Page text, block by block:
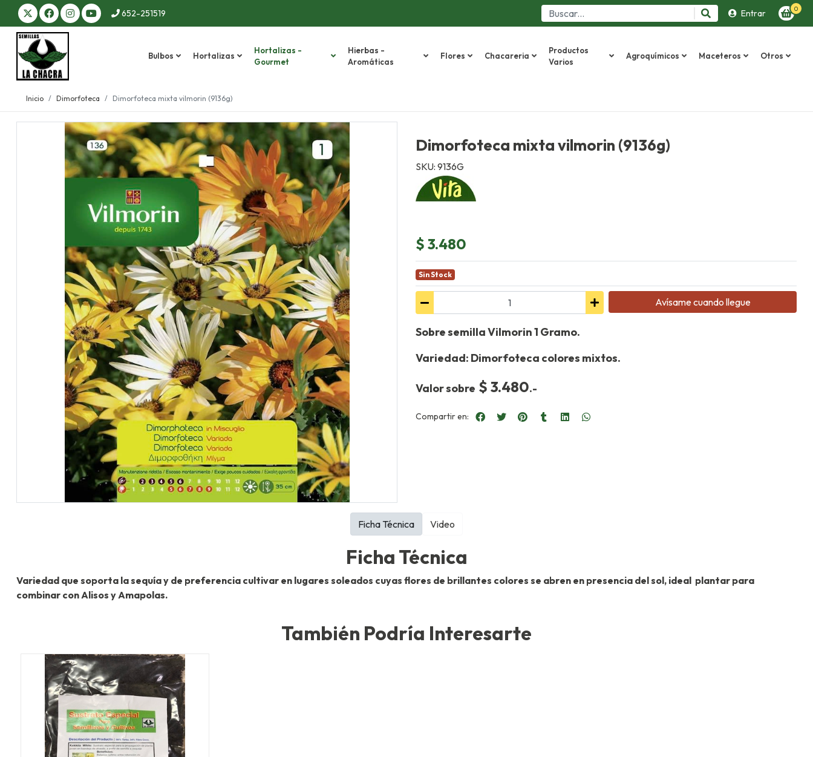
652-251519 Entrar 0
Bulbos Hortalizas
Hortalizas -
Gourmet
Hierbas -
Aromáticas
Flores Chacareria
Productos
Varios
Agroquímicos Maceteros Otros
Inicio Dimorfoteca Dimorfoteca mixta vilmorin (9136g)
Dimorfoteca mixta vilmorin (9136g)
SKU: 9136G
$ 3.480
Sin Stock
Avísame cuando llegue
Sobre semilla Vilmorin 1 Gramo.
Variedad: Dimorfoteca colores mixtos.
Valor sobre $ 3.480.-
Compartir en:
Ficha Técnica
Variedad que soporta la sequía y de preferencia cultivar en lugares soleados cuyas flores de brillantes colores se abren en presencia del sol, ideal plantar para
combinar con Alisos y Amapolas.
Ficha Técnica Video
También Podría Interesarte